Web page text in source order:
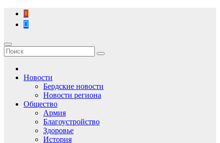
Перейти
содержимому
Новости
Бердские новости
Новости региона
Общество
Армия
Благоустройство
Здоровье
История